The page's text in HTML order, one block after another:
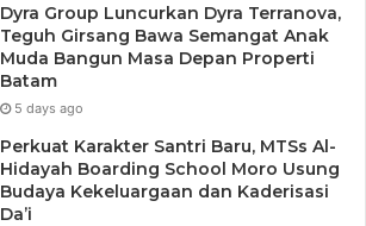
Dyra Group Luncurkan Dyra Terranova,
Teguh Girsang Bawa Semangat Anak
Muda Bangun Masa Depan Properti
Batam
5 days ago
Perkuat Karakter Santri Baru, MTSs Al-
Hidayah Boarding School Moro Usung
Budaya Kekeluargaan dan Kaderisasi
Da’i